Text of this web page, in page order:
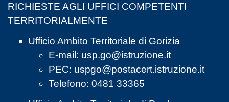
RICHIESTE AGLI UFFICI COMPETENTI
TERRITORIALMENTE
Ufficio Ambito Territoriale di Gorizia
E-mail: usp.go@istruzione.it
PEC: uspgo@postacert.istruzione.it
Telefono: 0481 33365